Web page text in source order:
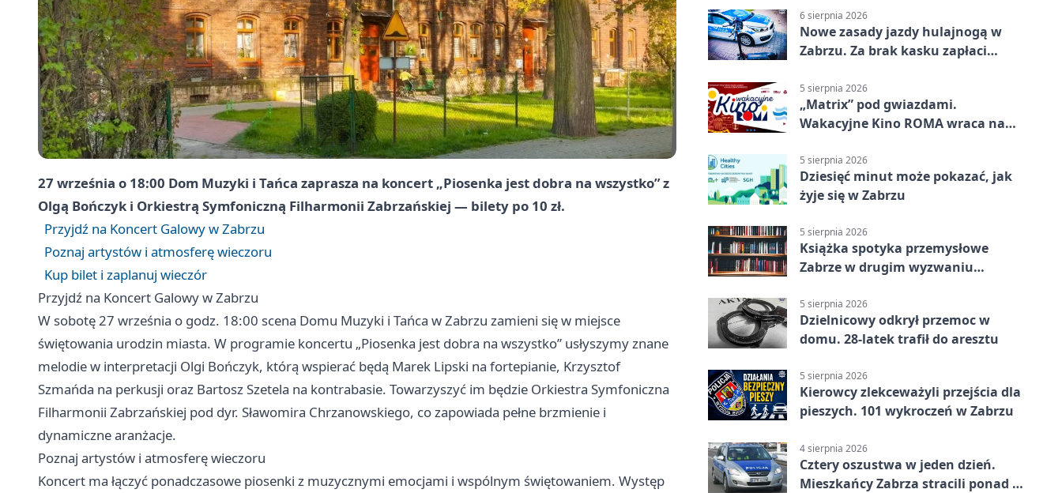
27 września o 18:00 Dom Muzyki i Tańca zaprasza na koncert „Piosenka jest dobra na wszystko” z
Olgą Bończyk i Orkiestrą Symfoniczną Filharmonii Zabrzańskiej — bilety po 10 zł.
Przyjdź na Koncert Galowy w Zabrzu
Poznaj artystów i atmosferę wieczoru
Kup bilet i zaplanuj wieczór
Przyjdź na Koncert Galowy w Zabrzu
W sobotę 27 września o godz. 18:00 scena Domu Muzyki i Tańca w Zabrzu zamieni się w miejsce
świętowania urodzin miasta. W programie koncertu „Piosenka jest dobra na wszystko” usłyszymy znane
melodie w interpretacji Olgi Bończyk, którą wspierać będą Marek Lipski na fortepianie, Krzysztof
Szmańda na perkusji oraz Bartosz Szetela na kontrabasie. Towarzyszyć im będzie Orkiestra Symfoniczna
Filharmonii Zabrzańskiej pod dyr. Sławomira Chrzanowskiego, co zapowiada pełne brzmienie i
dynamiczne aranżacje.
Poznaj artystów i atmosferę wieczoru
Koncert ma łączyć ponadczasowe piosenki z muzycznymi emocjami i wspólnym świętowaniem. Występ
6 sierpnia 2026
Nowe zasady jazdy hulajnogą w
Zabrzu. Za brak kasku zapłaci
5 sierpnia 2026
„Matrix” pod gwiazdami.
Wakacyjne Kino ROMA wraca na
5 sierpnia 2026
Dziesięć minut może pokazać, jak
żyje się w Zabrzu
5 sierpnia 2026
Książka spotyka przemysłowe
Zabrze w drugim wyzwaniu
5 sierpnia 2026
Dzielnicowy odkrył przemoc w
domu. 28-latek trafił do aresztu
5 sierpnia 2026
Kierowcy zlekceważyli przejścia dla
pieszych. 101 wykroczeń w Zabrzu
4 sierpnia 2026
Cztery oszustwa w jeden dzień.
Mieszkańcy Zabrza stracili ponad 6